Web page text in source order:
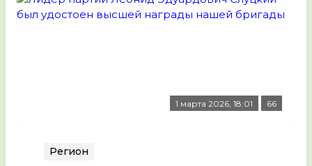
1 марта 2026, 18:01 66
Регион